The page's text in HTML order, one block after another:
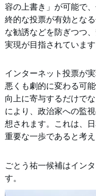
容の上書き」が可能で
終的な投票が有効とな
な勧誘などを防ぎつつ
実現が目指されています
インターネット投票が
悪くも劇的に変わる可
向上に寄与するだけで
により、政治家への監
想されます。これは、
重要な一歩であると考え
ごとう祐一候補はイン
す。